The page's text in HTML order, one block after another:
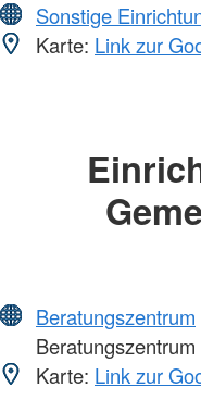
Sonstige
Karte: Link zur
Beratungszentrum
Karte: Link zur